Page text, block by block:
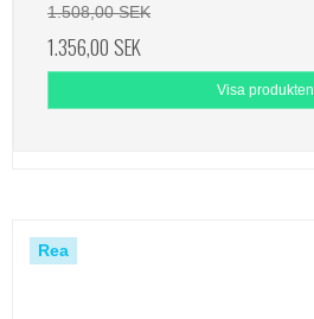
1.508,00 SEK
1.356,00 SEK
Visa produkten
Rea